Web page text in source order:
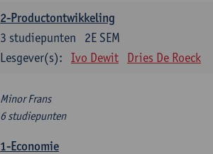
2-Productontwikkeling
2E SEM
3 studiepunten
Lesgever(s):
Ivo Dewit Dries De Roeck
Minor Frans
6 studiepunten
1-Economie